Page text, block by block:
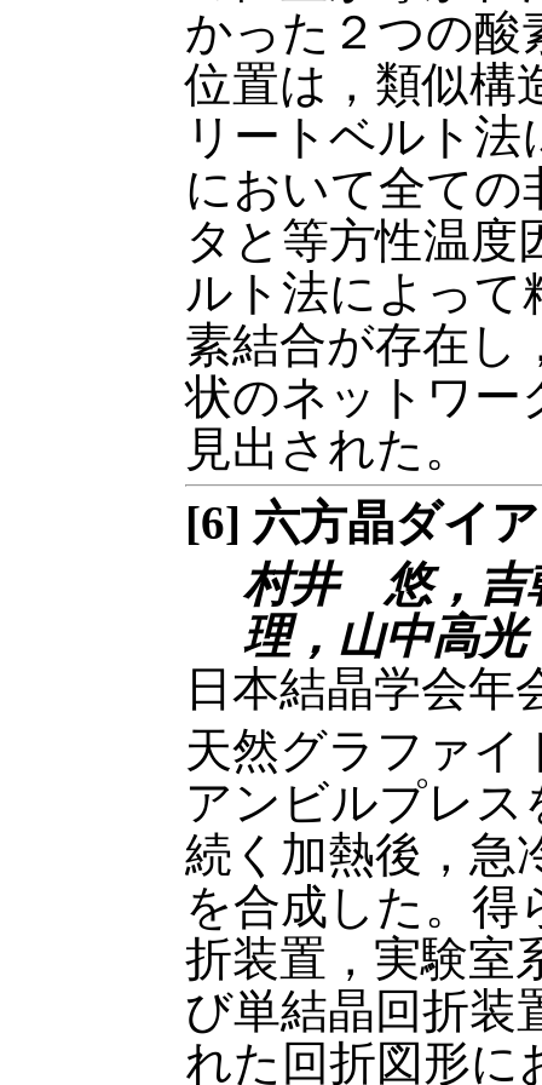
かった２つの酸
位置は，類似構
リートベルト
において全ての
タと等方性温度
ルト法によって
素結合が存在し
状のネットワー
見出された。
[6] 六方晶ダイ
村井 悠，
理，山中高
日本結晶学会年
天然グラファイ
アンビルプレ
続く加熱後，急
を合成した。得
折装置，実験室
び単結晶回折装
れた回折図形に